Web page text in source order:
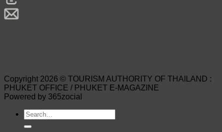
Copyright 2026 © TOURISM AUTHORITY OF THAILAND :
PHUKET OFFICE / PHUKET E-MAGAZINE
Powered by 365zocial